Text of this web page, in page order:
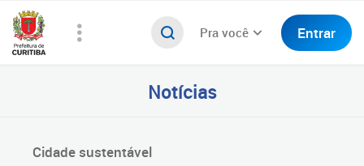
Pra você Entrar
Notícias
Cidade sustentável